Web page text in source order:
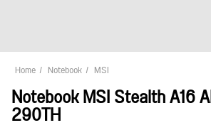
Home Notebook MSI
Notebook MSI Stealth A16
290TH